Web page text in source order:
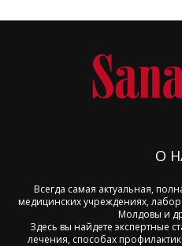
О
Всегда самая актуальная,
медицинских учреждениях,
Молдовы и
Здесь вы найдете экспертные
лечения, способах